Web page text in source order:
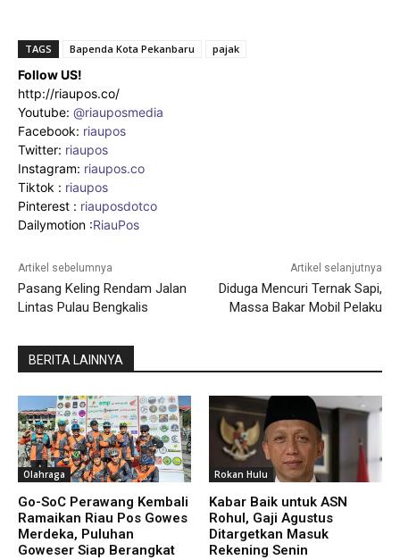
TAGS Bapenda Kota Pekanbaru pajak
Follow US!
http://riaupos.co/
Youtube: @riauposmedia
Facebook: riaupos
Twitter: riaupos
Instagram: riaupos.co
Tiktok : riaupos
Pinterest : riauposdotco
Dailymotion :RiauPos
Artikel sebelumnya
Pasang Keling Rendam Jalan
Lintas Pulau Bengkalis
Artikel selanjutnya
Diduga Mencuri Ternak Sapi,
Massa Bakar Mobil Pelaku
BERITA LAINNYA
Olahraga
Go-SoC Perawang Kembali
Ramaikan Riau Pos Gowes
Merdeka, Puluhan
Goweser Siap Berangkat
Rokan Hulu
Kabar Baik untuk ASN
Rohul, Gaji Agustus
Ditargetkan Masuk
Rekening Senin